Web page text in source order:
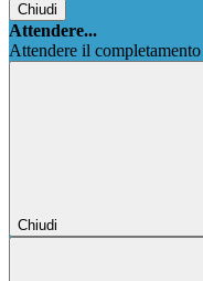
Chiudi
Attendere...
Attendere il
Chiudi